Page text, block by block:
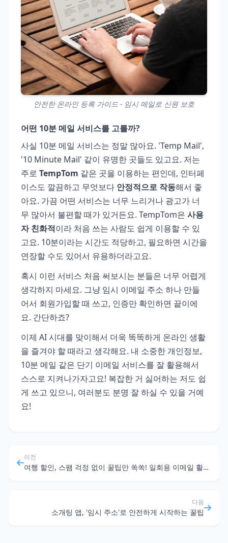
안전한 온라인 등록 가이드 - 임시 메일로 신원 보호
어떤 10분 메일 서비스를 고를까?
사실 10분 메일 서비스는 정말 많아요. 'Temp Mail',
'10 Minute Mail' 같이 유명한 곳들도 있고요. 저는
주로 TempTom 같은 곳을 이용하는 편인데, 인터페
이스도 깔끔하고 무엇보다 안정적으로 작동해서 좋
아요. 가끔 어떤 서비스는 너무 느리거나 광고가 너
무 많아서 불편할 때가 있거든요. TempTom은 사용
자 친화적이라 처음 쓰는 사람도 쉽게 이용할 수 있
고요. 10분이라는 시간도 적당하고, 필요하면 시간을
연장할 수도 있어서 유용하더라고요.
혹시 이런 서비스 처음 써보시는 분들은 너무 어렵게
생각하지 마세요. 그냥 임시 이메일 주소 하나 만들
어서 회원가입할 때 쓰고, 인증만 확인하면 끝이에
요. 간단하죠?
이제 AI 시대를 맞이해서 더욱 똑똑하게 온라인 생활
을 즐겨야 할 때라고 생각해요. 내 소중한 개인정보,
10분 메일 같은 단기 이메일 서비스를 잘 활용해서
스스로 지켜나가자고요! 복잡한 거 싫어하는 저도 쉽
게 쓰고 있으니, 여러분도 분명 잘 하실 수 있을 거예
요!
이전
여행 할인, 스팸 걱정 없이 꿀팁만 쏙쏙! 일회용 이메일 활용법
다음
소개팅 앱, '임시 주소'로 안전하게 시작하는 꿀팁